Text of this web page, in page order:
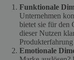
Funktionale
Unternehmen
bietet sie für den
dieser Nutzen
Emotionale